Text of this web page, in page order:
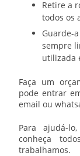
Retire a
todos os
Guarde-
sempre
utilizada
Faça um
pode entrar
email ou
Para ajudá-
conheça
trabalhamos.